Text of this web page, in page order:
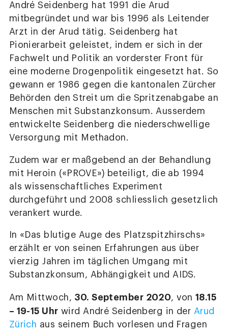
André Seidenberg hat 1991 die Arud
mitbegründet und war bis 1996 als Leitender
Arzt in der Arud tätig. Seidenberg hat
Pionierarbeit geleistet, indem er sich in der
Fachwelt und Politik an vorderster Front für
eine moderne Drogenpolitik eingesetzt hat. So
gewann er 1986 gegen die kantonalen Zürcher
Behörden den Streit um die Spritzenabgabe an
Menschen mit Substanzkonsum. Ausserdem
entwickelte Seidenberg die niederschwellige
Versorgung mit Methadon.
Zudem war er maßgebend an der Behandlung
mit Heroin («PROVE») beteiligt, die ab 1994
als wissenschaftliches Experiment
durchgeführt und 2008 schliesslich gesetzlich
verankert wurde.
In «Das blutige Auge des Platzspitzhirschs»
erzählt er von seinen Erfahrungen aus über
vierzig Jahren im täglichen Umgang mit
Substanzkonsum, Abhängigkeit und AIDS.
Am Mittwoch, 30. September 2020, von 18.15
– 19-15 Uhr wird André Seidenberg in der Arud
Zürich aus seinem Buch vorlesen und Fragen